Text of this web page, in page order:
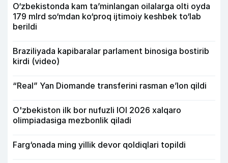
O‘zbekistonda kam ta’minlangan oilalarga olti oyda
179 mlrd so‘mdan ko‘proq ijtimoiy keshbek to‘lab
berildi
Braziliyada kapibaralar parlament binosiga bostirib
kirdi (video)
“Real” Yan Diomande transferini rasman e’lon qildi
O'zbekiston ilk bor nufuzli IOI 2026 xalqaro
olimpiadasiga mezbonlik qiladi
Farg‘onada ming yillik devor qoldiqlari topildi